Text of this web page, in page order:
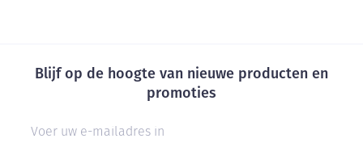
Blijf op de hoogte van nieuwe producten en
promoties